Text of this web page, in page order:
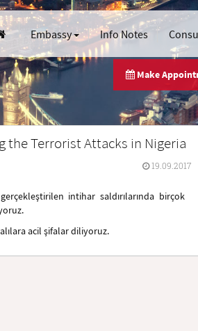
Embassy Info Notes
Make
the Terrorist Attacks in Nigeria
19.09.2017
intihar saldırılarında birçok
acil şifalar diliyoruz.